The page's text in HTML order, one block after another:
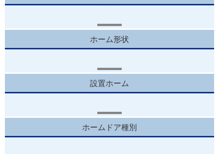
ホーム形状
設置ホーム
ホームドア種別